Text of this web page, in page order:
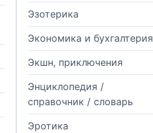
Эзотерика
Экономика и бухгалтерия
Экшн, приключения
Энциклопедия /
справочник / словарь
Эротика